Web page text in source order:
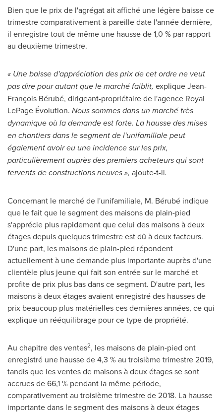
Bien que le prix de l'agrégat ait affiché une légère baisse ce
trimestre comparativement à pareille date l'année dernière,
il enregistre tout de même une hausse de 1,0 % par rapport
au deuxième trimestre.
« Une baisse d'appréciation des prix de cet ordre ne veut
pas dire pour autant que le marché faiblit, explique Jean-
François Bérubé, dirigeant-propriétaire de l'agence Royal
LePage Évolution. Nous sommes dans un marché très
dynamique où la demande est forte. La hausse des mises
en chantiers dans le segment de l'unifamiliale peut
également avoir eu une incidence sur les prix,
particulièrement auprès des premiers acheteurs qui sont
fervents de constructions neuves », ajoute-t-il.
Concernant le marché de l'unifamiliale, M. Bérubé indique
que le fait que le segment des maisons de plain-pied
s'apprécie plus rapidement que celui des maisons à deux
étages depuis quelques trimestre est dû à deux facteurs.
D'une part, les maisons de plain-pied répondent
actuellement à une demande plus importante auprès d'une
clientèle plus jeune qui fait son entrée sur le marché et
profite de prix plus bas dans ce segment. D'autre part, les
maisons à deux étages avaient enregistré des hausses de
prix beaucoup plus matérielles ces dernières années, ce qui
explique un rééquilibrage pour ce type de propriété.
Au chapitre des ventes2, les maisons de plain-pied ont
enregistré une hausse de 4,3 % au troisième trimestre 2019,
tandis que les ventes de maisons à deux étages se sont
accrues de 66,1 % pendant la même période,
comparativement au troisième trimestre de 2018. La hausse
importante dans le segment des maisons à deux étages